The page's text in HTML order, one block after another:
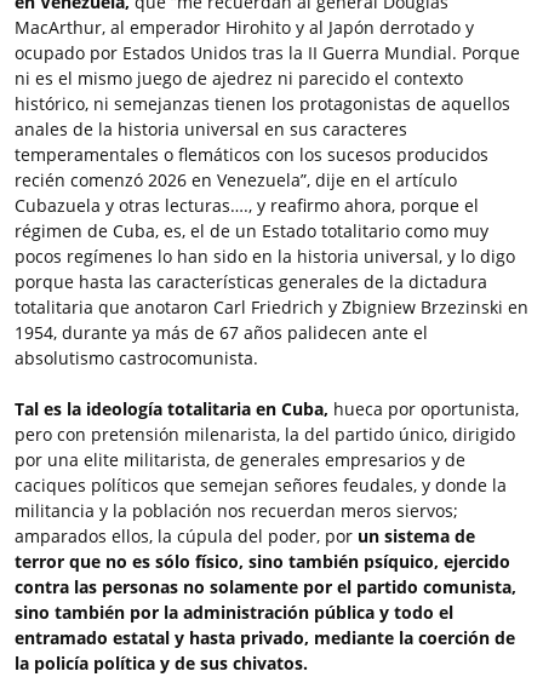
MacArthur, al emperador Hirohito y al Japón derrotado y
ocupado por Estados Unidos tras la II Guerra Mundial. Porque
ni es el mismo juego de ajedrez ni parecido el contexto
histórico, ni semejanzas tienen los protagonistas de aquellos
anales de la historia universal en sus caracteres
temperamentales o flemáticos con los sucesos producidos
recién comenzó 2026 en Venezuela”, dije en el artículo
Cubazuela y otras lecturas…., y reafirmo ahora, porque el
régimen de Cuba, es, el de un Estado totalitario como muy
pocos regímenes lo han sido en la historia universal, y lo digo
porque hasta las características generales de la dictadura
totalitaria que anotaron Carl Friedrich y Zbigniew Brzezinski en
1954, durante ya más de 67 años palidecen ante el
absolutismo castrocomunista.
Tal es la ideología totalitaria en Cuba, hueca por oportunista,
pero con pretensión milenarista, la del partido único, dirigido
por una elite militarista, de generales empresarios y de
caciques políticos que semejan señores feudales, y donde la
militancia y la población nos recuerdan meros siervos;
amparados ellos, la cúpula del poder, por un sistema de
terror que no es sólo físico, sino también psíquico, ejercido
contra las personas no solamente por el partido comunista,
sino también por la administración pública y todo el
entramado estatal y hasta privado, mediante la coerción de
la policía política y de sus chivatos.